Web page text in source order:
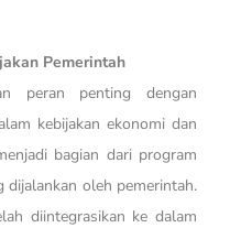
Pemerintah
peran penting dengan
kebijakan ekonomi dan
bagian dari program
dijalankan oleh pemerintah.
diintegrasikan ke dalam